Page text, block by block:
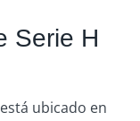
Serie H
ubicado en